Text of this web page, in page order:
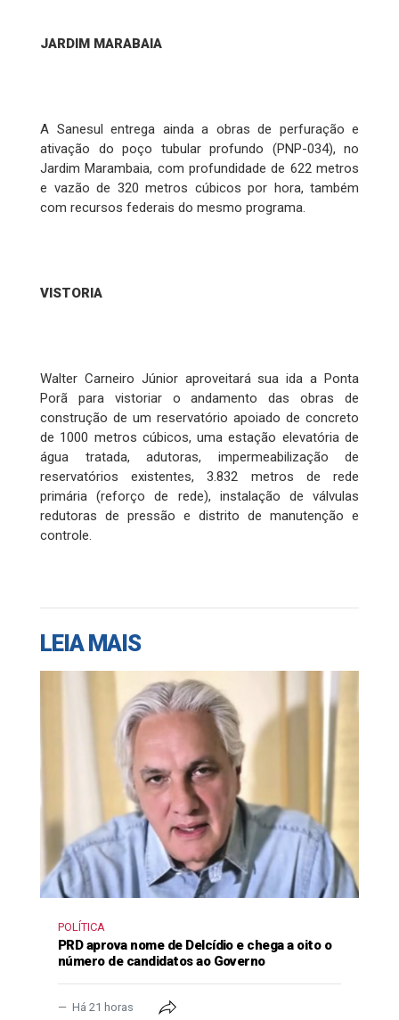
JARDIM MARABAIA
A Sanesul entrega ainda a obras de perfuração e
ativação do poço tubular profundo (PNP-034), no
Jardim Marambaia, com profundidade de 622 metros
e vazão de 320 metros cúbicos por hora, também
com recursos federais do mesmo programa.
VISTORIA
Walter Carneiro Júnior aproveitará sua ida a Ponta
Porã para vistoriar o andamento das obras de
construção de um reservatório apoiado de concreto
de 1000 metros cúbicos, uma estação elevatória de
água tratada, adutoras, impermeabilização de
reservatórios existentes, 3.832 metros de rede
primária (reforço de rede), instalação de válvulas
redutoras de pressão e distrito de manutenção e
controle.
LEIA MAIS
POLÍTICA
PRD aprova nome de Delcídio e chega a oito o
número de candidatos ao Governo
Há 21 horas